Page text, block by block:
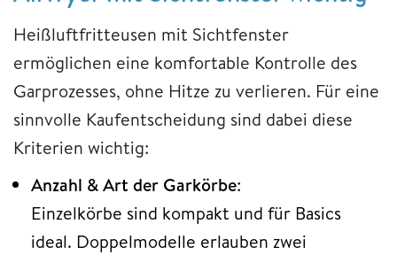
Heißluftfritteusen mit Sichtfenster
ermöglichen eine komfortable Kontrolle des
Garprozesses, ohne Hitze zu verlieren. Für eine
sinnvolle Kaufentscheidung sind dabei diese
Kriterien wichtig:
Anzahl & Art der Garkörbe:
Einzelkörbe sind kompakt und für Basics
ideal. Doppelmodelle erlauben zwei